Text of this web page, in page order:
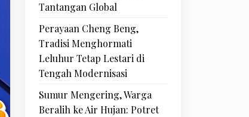
Tantangan Global
Perayaan Cheng Beng,
Tradisi Menghormati
Leluhur Tetap Lestari di
Tengah Modernisasi
Sumur Mengering, Warga
Beralih ke Air Hujan: Potret